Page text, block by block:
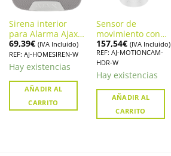
Sirena interior
para Alarma Ajax
HomeSiren
69,39€ (IVA Incluido)
REF: AJ-HOMESIREN-W
Hay existencias
AÑADIR AL
CARRITO
Sensor de
movimiento con
cámara AJAX
MOTIONCAM HDR
157,54€ (IVA Incluido)
REF: AJ-MOTIONCAM-
HDR-W
Hay existencias
AÑADIR AL
CARRITO